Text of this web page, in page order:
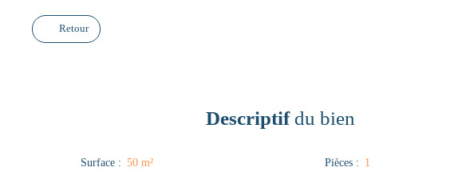
Retour
Descriptifdu bien
Surface : 50 m² Pièces : 1